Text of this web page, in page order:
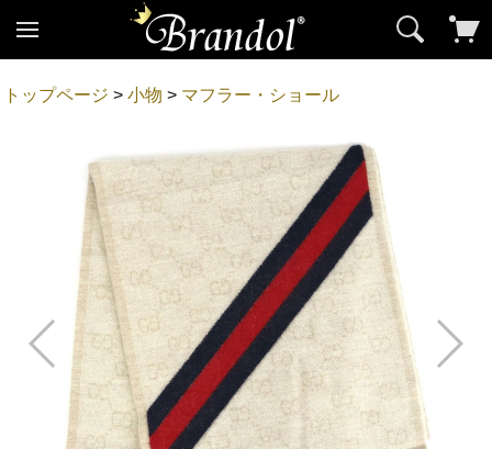
トップページ >小物 > マフラー・ショール